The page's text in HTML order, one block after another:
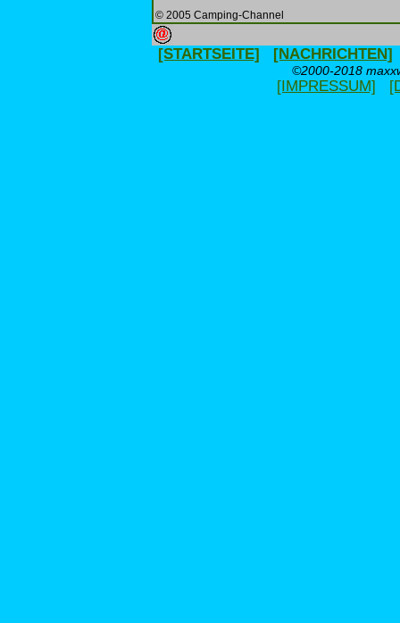
© 2005 Camping-Channel
[STARTSEITE] [NACHRICHTEN]
©2000-2018
[IMPRESSUM]